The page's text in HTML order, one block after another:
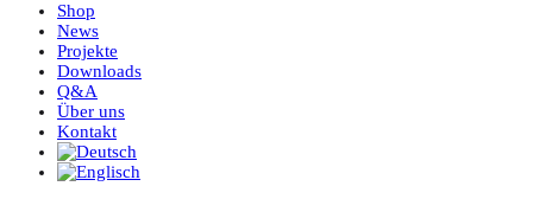
Shop
News
Projekte
Downloads
Q&A
Über uns
Kontakt